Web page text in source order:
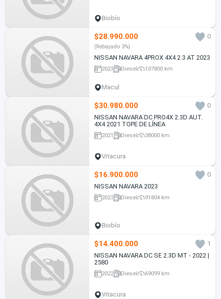
Biobío
$28.990.000 0
(Rebajado 3%)
NISSAN NAVARA 4PROX 4X4 2.3 AT 2023
2023 Diesel 107800 km
Macul
$30.980.000
0
NISSAN NAVARA DC PRO4X 2.3D AUT.
4X4 2021 TOPE DE LÍNEA
2021 Diesel 38000 km
Vitacura
$16.900.000
0
NISSAN NAVARA 2023
2023 Diesel 91804 km
Biobío
$14.400.000
1
NISSAN NAVARA DC SE 2.3D MT - 2022 |
2580
2022 Diesel 69099 km
Vitacura